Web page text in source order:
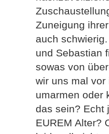
Zuneigung
auch
und Sebastian
sowas von
wir uns mal vor
umarmen oder
das sein? Echt
EUREM Alter?